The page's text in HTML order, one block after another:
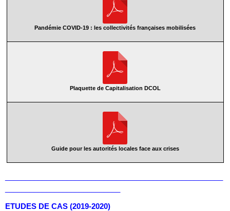
Pandémie COVID-19 : les collectivités françaises mobilisées
Plaquette de Capitalisation DCOL
Guide pour les autorités locales face aux crises
ETUDES DE CAS (2019-2020)